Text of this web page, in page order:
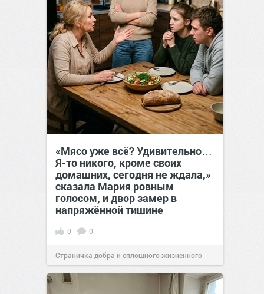
«Мясо уже всё? Удивительно…
Я-то никого, кроме своих
домашних, сегодня не ждала,»
сказала Мария ровным
голосом, и двор замер в
напряжённой тишине
0 0
Страничка добра и сплошного жизненного
позитива!15:38Сегодня